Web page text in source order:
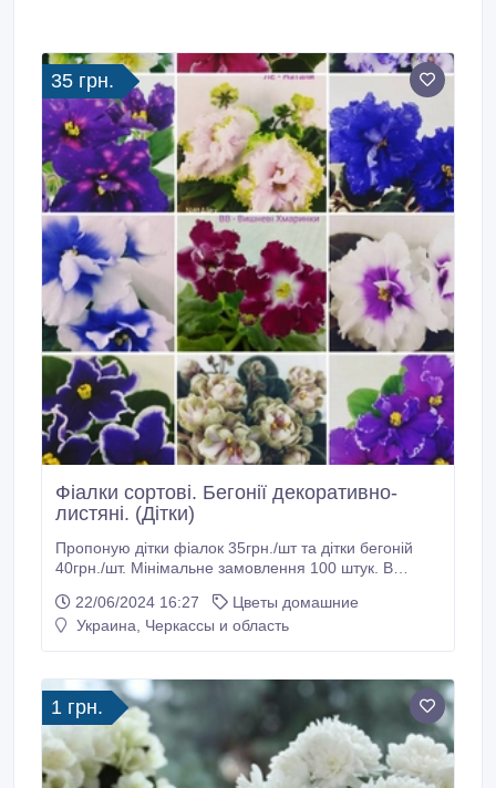
35 грн.
Фіалки сортові. Бегонії декоративно-
листяні. (Дітки)
Пропоную дітки фіалок 35грн./шт та дітки бегоній
40грн./шт. Мінімальне замовлення 100 штук. В
300 сортів бегоній. Всі сорта підписані. Штучно не
пакую! Самовивіз або доставка перевізником (за
22/06/2024 16:27
Цветы домашние
Украина, Черкассы и область
1 грн.